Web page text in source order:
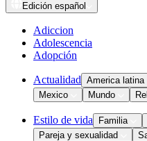
Edición español
Adiccion
Adolescencia
Adopción
Actualidad America latina
Mexico
Mundo
Estilo de vida Familia
Pareja y sexualidad